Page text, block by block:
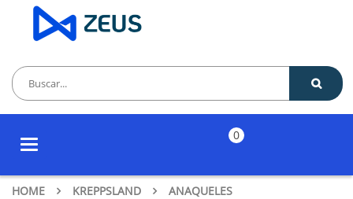
Toggle
0
HOME KREPPSLAND ANAQUELES